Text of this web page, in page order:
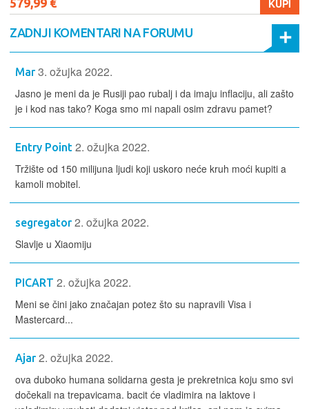
579,99 € KUPI
ZADNJI KOMENTARI NA FORUMU
Mar 3. ožujka 2022.
Jasno je meni da je Rusiji pao rubalj i da imaju inflaciju, ali zašto
je i kod nas tako? Koga smo mi napali osim zdravu pamet?
Entry Point 2. ožujka 2022.
Tržište od 150 milijuna ljudi koji uskoro neće kruh moći kupiti a
kamoli mobitel.
segregator 2. ožujka 2022.
Slavlje u Xiaomiju
PICART 2. ožujka 2022.
Meni se čini jako značajan potez što su napravili Visa i
Mastercard...
Ajar 2. ožujka 2022.
ova duboko humana solidarna gesta je prekretnica koju smo svi
dočekali na trepavicama. bacit će vladimira na laktove i